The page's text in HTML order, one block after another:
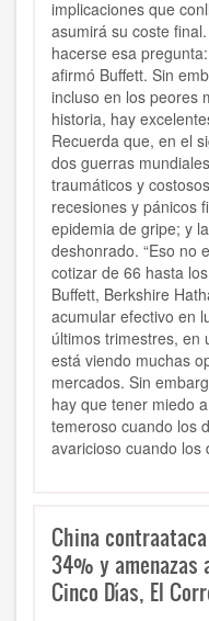
implicaciones que
asumirá su coste
hacerse esa
afirmó Buffett. Sin
incluso en los peores
historia, hay
Recuerda que, en el
dos guerras
traumáticos y
recesiones y pánicos
epidemia de gripe; y
deshonrado. “Eso no
cotizar de 66 hasta
Buffett, Berkshire
acumular efectivo en
últimos trimestres, en
está viendo muchas
mercados. Sin
hay que tener miedo
temeroso cuando los
avaricioso cuando los
China
34% y amenazas
Cinco Días, El